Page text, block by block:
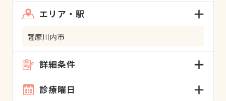
エリア・駅
薩摩川内市
詳細条件
診療曜日